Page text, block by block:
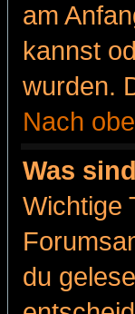
am
kannst
wurden.
Nach
Was
Wichtige
du